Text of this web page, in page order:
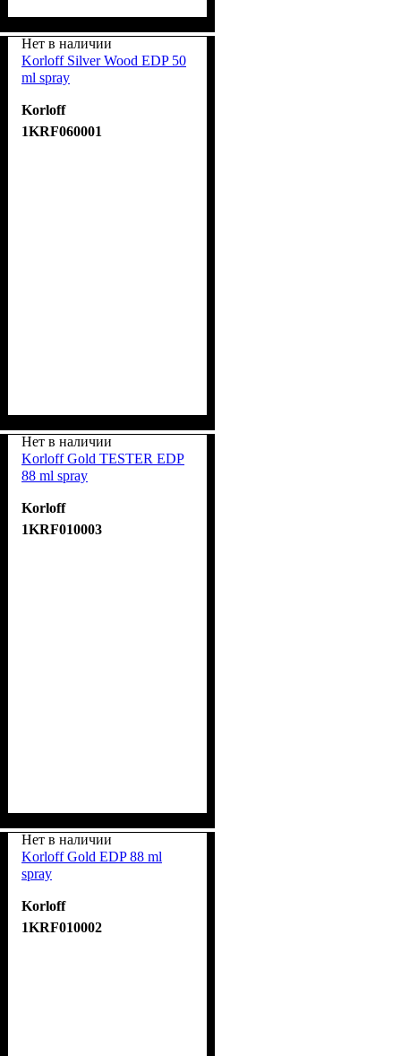
Нет в наличии
Korloff Silver Wood EDP 50
ml spray
Korloff
1KRF060001
Нет в наличии
Korloff Gold TESTER EDP
88 ml spray
Korloff
1KRF010003
Нет в наличии
Korloff Gold EDP 88 ml
spray
Korloff
1KRF010002